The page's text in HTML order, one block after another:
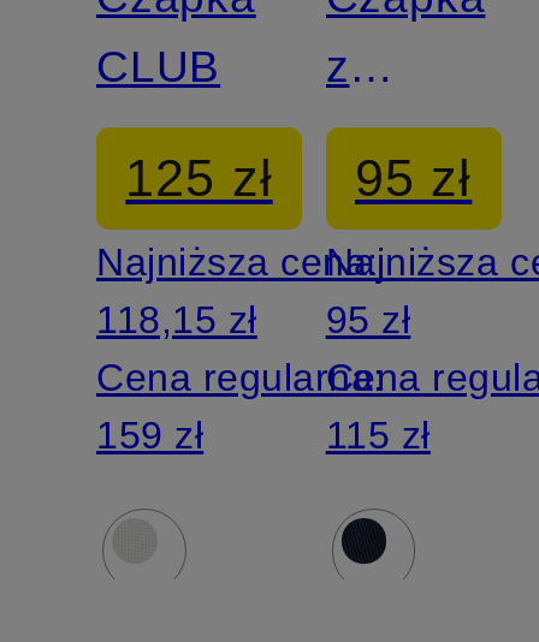
CLUB
125 zł
Najniższa cena:
118,15 zł
Cena regularna:
159 zł
z
daszkiem
CLUB
95 zł
Najniższa
95 zł
Cena
115 zł